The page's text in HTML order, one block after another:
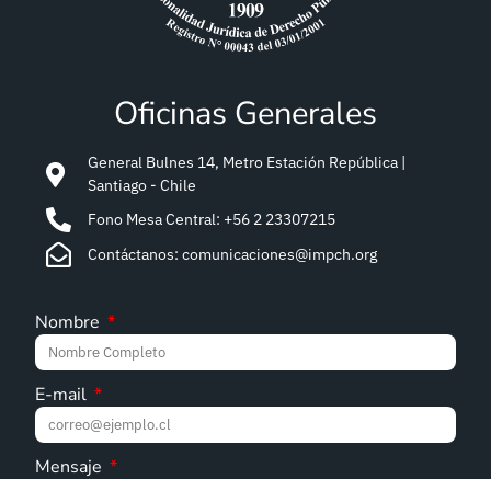
Oficinas Generales
General Bulnes 14, Metro Estación República |
Santiago - Chile
Fono Mesa Central: +56 2 23307215
Contáctanos: comunicaciones@impch.org
Nombre
E-mail
Mensaje